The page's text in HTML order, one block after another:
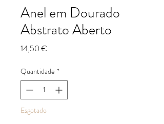
Anel em Dourado
Abstrato Aberto
14,50 €
Quantidade *
Esgotado